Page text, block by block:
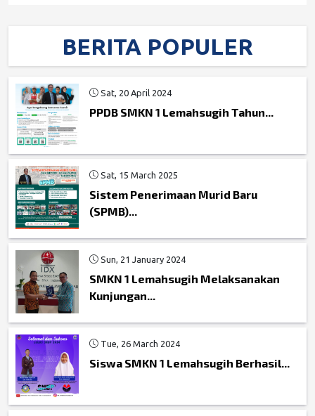
BERITA POPULER
Sat, 20 April 2024
PPDB SMKN 1 Lemahsugih Tahun...
Sat, 15 March 2025
Sistem Penerimaan Murid Baru
(SPMB)...
Sun, 21 January 2024
SMKN 1 Lemahsugih Melaksanakan
Kunjungan...
Tue, 26 March 2024
Siswa SMKN 1 Lemahsugih Berhasil...